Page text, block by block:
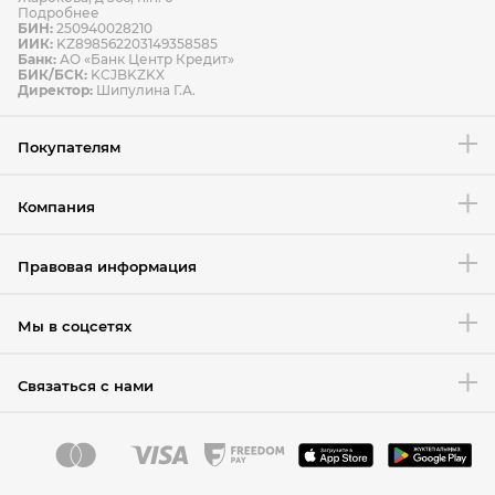
Условия возврата товара
Подробнее
БИН: 250940028210
ИИК: KZ898562203149358585
Банк: АО «Банк Центр Кредит»
БИК/БСК: KCJBKZKX
Директор: Шипулина Г.А.
Покупателям
Компания
Правовая информация
Мы в соцсетях
Связаться с нами